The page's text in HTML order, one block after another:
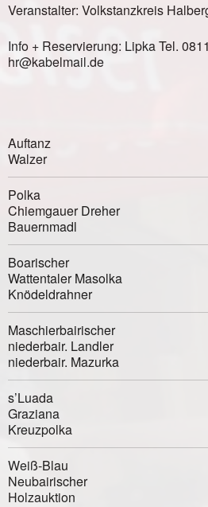
Veranstalter: Volkstanzkreis
Info + Reservierung: Lipka Tel.
hr@kabelmail.de
Auftanz
Walzer
Polka
Chiemgauer Dreher
Bauernmadl
Boarischer
Wattentaler Masolka
Knödeldrahner
Maschierbairischer
niederbair. Landler
niederbair. Mazurka
s’Luada
Graziana
Kreuzpolka
Weiß-Blau
Neubairischer
Holzauktion